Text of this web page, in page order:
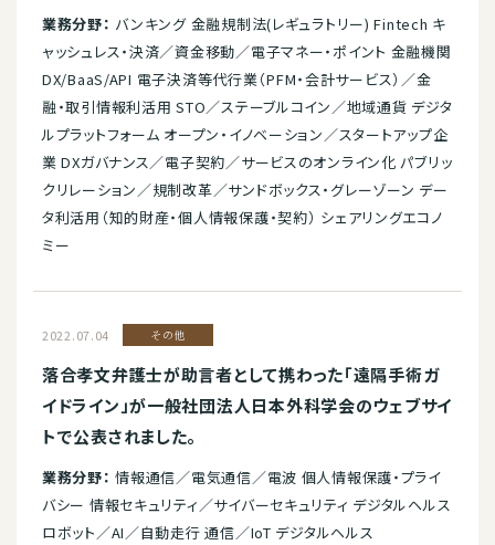
業務分野： バンキング 金融規制法(レギュラトリー) Fintech キ
ャッシュレス・決済／資金移動／電子マネー・ポイント 金融機関
DX/BaaS/API 電子決済等代行業（PFM・会計サービス）／金
融・取引情報利活用 STO／ステーブルコイン／地域通貨 デジタ
ルプラットフォーム オープン・イノベーション／スタートアップ企
業 DXガバナンス／電子契約／サービスのオンライン化 パブリッ
クリレーション／規制改革／サンドボックス・グレーゾーン デー
タ利活用（知的財産・個人情報保護・契約） シェアリングエコノ
ミー
2022.07.04 その他
落合孝文弁護士が助言者として携わった「遠隔手術ガ
イドライン」が一般社団法人日本外科学会のウェブサイ
トで公表されました。
業務分野： 情報通信／電気通信／電波 個人情報保護・プライ
バシー 情報セキュリティ／サイバーセキュリティ デジタルヘルス
ロボット／AI／自動走行 通信／IoT デジタルヘルス